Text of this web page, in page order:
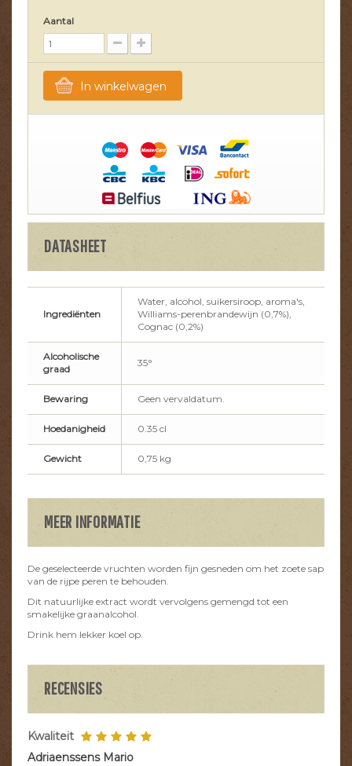
Aantal
In winkelwagen
DATASHEET
Ingrediënten
Water, alcohol, suikersiroop, aroma's,
Williams-perenbrandewijn (0,7%),
Cognac (0,2%)
Alcoholische
graad
35°
Bewaring Geen vervaldatum.
Hoedanigheid 0.35 cl
Gewicht 0,75 kg
MEER INFORMATIE
De geselecteerde vruchten worden fijn gesneden om het zoete sap
van de rijpe peren te behouden.
Dit natuurlijke extract wordt vervolgens gemengd tot een
smakelijke graanalcohol.
Drink hem lekker koel op.
RECENSIES
Kwaliteit
Adriaenssens Mario